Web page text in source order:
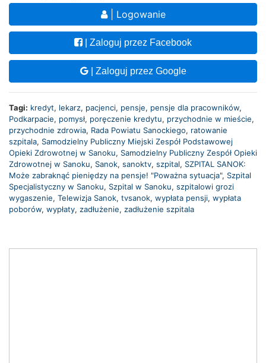
| Logowanie
| Zaloguj przez Facebook
| Zaloguj przez Google
Tagi: kredyt, lekarz, pacjenci, pensje, pensje dla pracowników,
Podkarpacie, pomysł, poręczenie kredytu, przychodnie w mieście,
przychodnie zdrowia, Rada Powiatu Sanockiego, ratowanie
szpitala, Samodzielny Publiczny Miejski Zespół Podstawowej
Opieki Zdrowotnej w Sanoku, Samodzielny Publiczny Zespół Opieki
Zdrowotnej w Sanoku, Sanok, sanoktv, szpital, SZPITAL SANOK:
Może zabraknąć pieniędzy na pensje! "Poważna sytuacja", Szpital
Specjalistyczny w Sanoku, Szpital w Sanoku, szpitalowi grozi
wygaszenie, Telewizja Sanok, tvsanok, wypłata pensji, wypłata
poborów, wypłaty, zadłużenie, zadłużenie szpitala